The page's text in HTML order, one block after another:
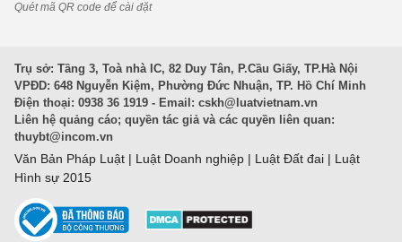
Quét mã QR code để cài đặt
Trụ sở: Tầng 3, Toà nhà IC, 82 Duy Tân, P.Cầu Giấy, TP.Hà Nội
VPĐD: 648 Nguyễn Kiệm, Phường Đức Nhuận, TP. Hồ Chí Minh
Điện thoại: 0938 36 1919 - Email: cskh@luatvietnam.vn
Liên hệ quảng cáo; quyền tác giả và các quyền liên quan:
thuybt@incom.vn
Văn Bản Pháp Luật | Luật Doanh nghiệp | Luật Đất đai | Luật
Hình sự 2015